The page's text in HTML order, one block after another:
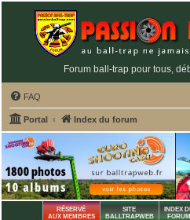
Forum ball-trap pour tous,
FAQ
Portal Index du forum
RÉSERVÉ
AUX MEMBRES
SITE
BALLTRAPWEB
INDEX
FORUM